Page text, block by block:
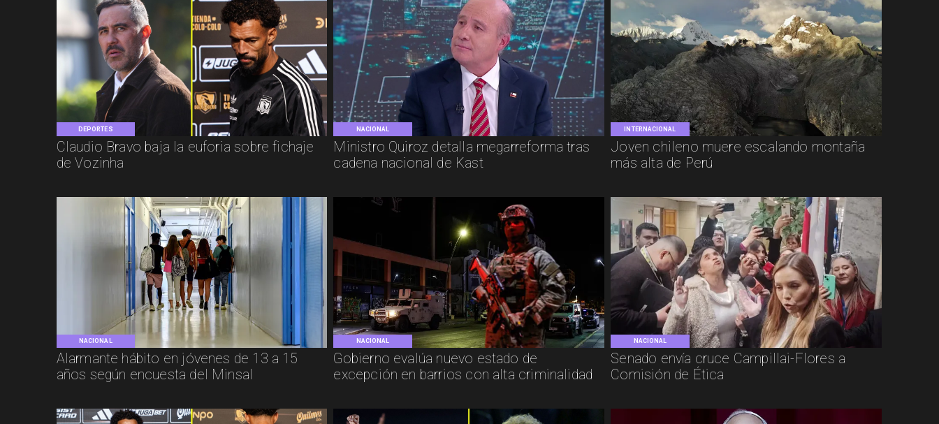
DEPORTES
Claudio Bravo baja la euforia sobre fichaje
de Vozinha
NACIONAL
Ministro Quiroz detalla megarreforma tras
cadena nacional de Kast
INTERNACIONAL
Joven chileno muere escalando montaña
más alta de Perú
NACIONAL
Alarmante hábito en jóvenes de 13 a 15
años según encuesta del Minsal
NACIONAL
Gobierno evalúa nuevo estado de
excepción en barrios con alta criminalidad
NACIONAL
Senado envía cruce Campillai-Flores a
Comisión de Ética